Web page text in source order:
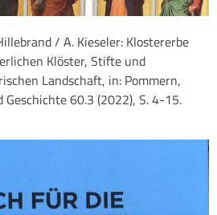
/ A. Kieseler: Klostererbe
Klöster, Stifte und
Landschaft, in: Pommern,
60.3 (2022), S. 4-15.